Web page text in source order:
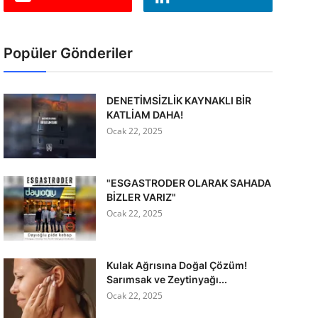
Popüler Gönderiler
DENETİMSİZLİK KAYNAKLI BİR
KATLİAM DAHA!
Ocak 22, 2025
"ESGASTRODER OLARAK SAHADA
BİZLER VARIZ"
Ocak 22, 2025
Kulak Ağrısına Doğal Çözüm!
Sarımsak ve Zeytinyağı...
Ocak 22, 2025